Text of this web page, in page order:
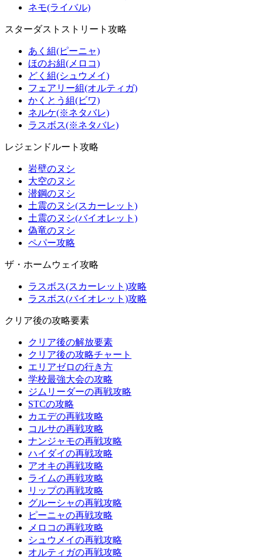
ネモ(ライバル)
スターダストストリート攻略
あく組(ピーニャ)
ほのお組(メロコ)
どく組(シュウメイ)
フェアリー組(オルティガ)
かくとう組(ビワ)
ネルケ(※ネタバレ)
ラスボス(※ネタバレ)
レジェンドルート攻略
岩壁のヌシ
大空のヌシ
潜鋼のヌシ
土震のヌシ(スカーレット)
土震のヌシ(バイオレット)
偽竜のヌシ
ペパー攻略
ザ・ホームウェイ攻略
ラスボス(スカーレット)攻略
ラスボス(バイオレット)攻略
クリア後の攻略要素
クリア後の解放要素
クリア後の攻略チャート
エリアゼロの行き方
学校最強大会の攻略
ジムリーダーの再戦攻略
STCの攻略
カエデの再戦攻略
コルサの再戦攻略
ナンジャモの再戦攻略
ハイダイの再戦攻略
アオキの再戦攻略
ライムの再戦攻略
リップの再戦攻略
グルーシャの再戦攻略
ピーニャの再戦攻略
メロコの再戦攻略
シュウメイの再戦攻略
オルティガの再戦攻略